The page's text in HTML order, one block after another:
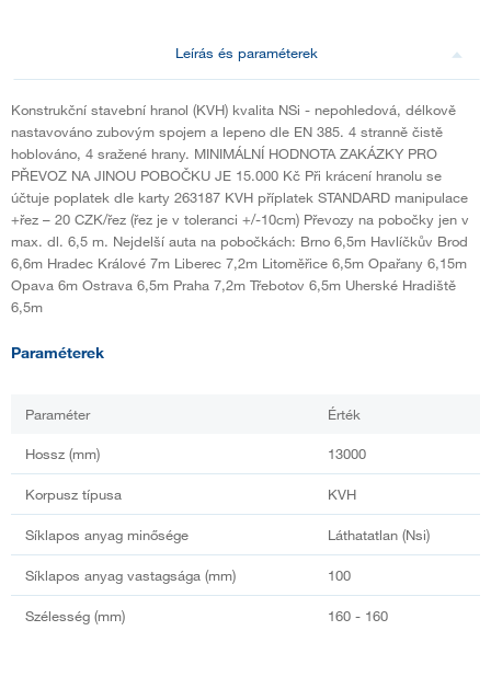
Leírás és paraméterek
Konstrukční stavební hranol (KVH) kvalita NSi - nepohledová, délkově
nastavováno zubovým spojem a lepeno dle EN 385. 4 stranně čistě
hoblováno, 4 sražené hrany. MINIMÁLNÍ HODNOTA ZAKÁZKY PRO
PŘEVOZ NA JINOU POBOČKU JE 15.000 Kč Při krácení hranolu se
účtuje poplatek dle karty 263187 KVH příplatek STANDARD manipulace
+řez – 20 CZK/řez (řez je v toleranci +/-10cm) Převozy na pobočky jen v
max. dl. 6,5 m. Nejdelší auta na pobočkách: Brno 6,5m Havlíčkův Brod
6,6m Hradec Králové 7m Liberec 7,2m Litoměřice 6,5m Opařany 6,15m
Opava 6m Ostrava 6,5m Praha 7,2m Třebotov 6,5m Uherské Hradiště
6,5m
Paraméterek
Paraméter Érték
Hossz (mm) 13000
Korpusz típusa KVH
Síklapos anyag minősége Láthatatlan (Nsi)
Síklapos anyag vastagsága (mm) 100
Szélesség (mm) 160 - 160